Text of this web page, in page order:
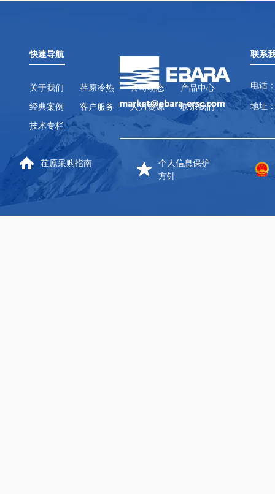
快速导航
关于我们 荏原冷热 公司动态
产品中心
经典案例
客户服务 人力资源
联系我们
技术专栏
联系
电话
地址
荏原采购指南
个人信息保护
方针